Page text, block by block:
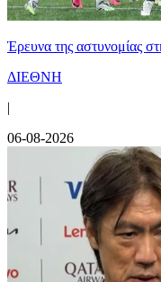
Έρευνα της αστυνομίας
ΔΙΕΘΝΗ
|
06-08-2026